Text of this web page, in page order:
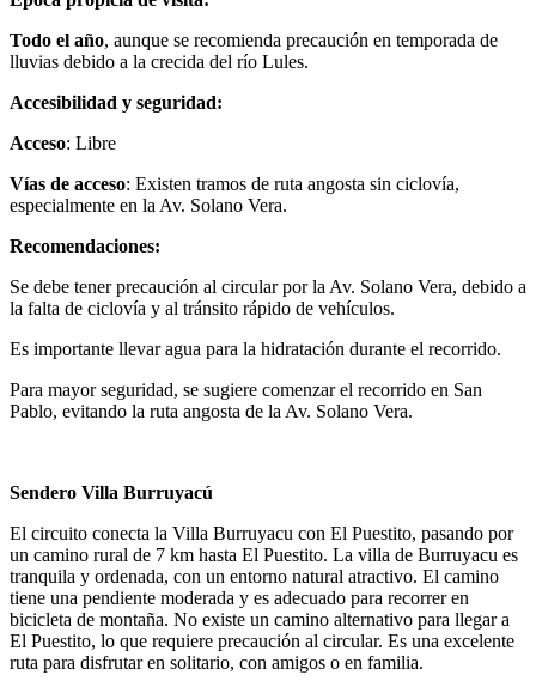
Todo el año, aunque se recomienda precaución en temporada de
lluvias debido a la crecida del río Lules.
Accesibilidad y seguridad:
Acceso: Libre
Vías de acceso: Existen tramos de ruta angosta sin ciclovía,
especialmente en la Av. Solano Vera.
Recomendaciones:
Se debe tener precaución al circular por la Av. Solano Vera, debido a
la falta de ciclovía y al tránsito rápido de vehículos.
Es importante llevar agua para la hidratación durante el recorrido.
Para mayor seguridad, se sugiere comenzar el recorrido en San
Pablo, evitando la ruta angosta de la Av. Solano Vera.
Sendero Villa Burruyacú
El circuito conecta la Villa Burruyacu con El Puestito, pasando por
un camino rural de 7 km hasta El Puestito. La villa de Burruyacu es
tranquila y ordenada, con un entorno natural atractivo. El camino
tiene una pendiente moderada y es adecuado para recorrer en
bicicleta de montaña. No existe un camino alternativo para llegar a
El Puestito, lo que requiere precaución al circular. Es una excelente
ruta para disfrutar en solitario, con amigos o en familia.